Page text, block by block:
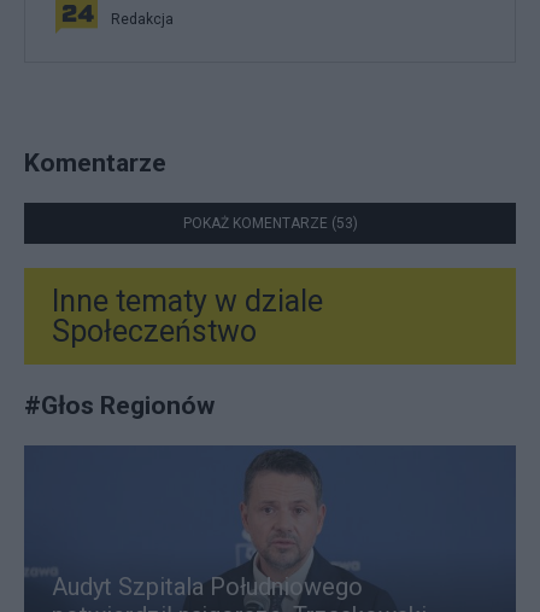
Redakcja
Komentarze
POKAŻ KOMENTARZE (53)
Inne tematy w dziale
Społeczeństwo
#Głos Regionów
Audyt Szpitala Południowego